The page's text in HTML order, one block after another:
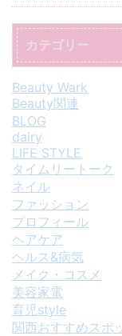
カテゴリー
Beauty Wark
Beauty関連
BLOG
dairy
LIFE STYLE
タイムリートーク
ネイル
ファッション
プロフィール
ヘアケア
ヘルス&病気
メイク・コスメ
美容家電
育児style
関西おすすめスポ